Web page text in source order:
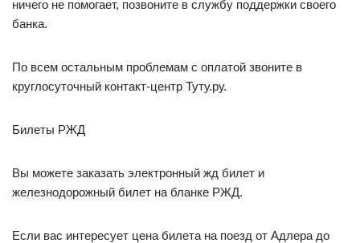
ничего не помогает, позвоните в службу поддержки своего
банка.
По всем остальным проблемам с оплатой звоните в
круглосуточный контакт-центр Туту.ру.
Билеты РЖД
Вы можете заказать электронный жд билет и
железнодорожный билет на бланке РЖД.
Если вас интересует цена билета на поезд от Адлера до